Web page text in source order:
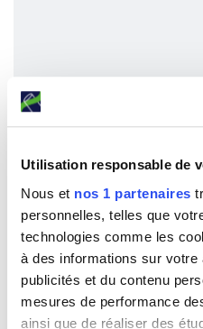
Utilisation responsable de
Nous et nos 1 partenaires
personnelles, telles que
technologies comme les
à des informations sur votre
publicités et du contenu
mesures de performance
ainsi que de réaliser des
50 Enveloppes
à
Soit